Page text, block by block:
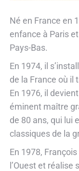
Né en France en
enfance à Paris
Pays-Bas.
En 1974, il
de la France où il
En 1976, il
éminent maître
de 80 ans, qui lui
classiques de la
En 1978,
l’Ouest et